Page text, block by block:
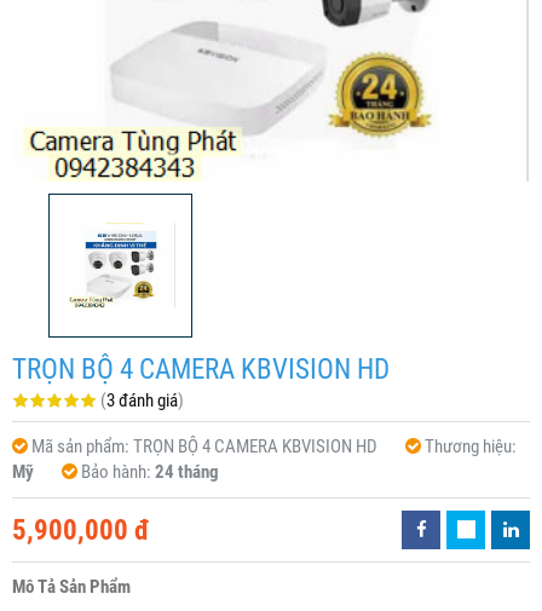
TRỌN BỘ 4 CAMERA KBVISION HD
(3 đánh giá)
Mã sản phẩm: TRỌN BỘ 4 CAMERA KBVISION HD
Thương hiệu:
Mỹ
Bảo hành: 24 tháng
5,900,000 đ
Mô Tả Sản Phẩm